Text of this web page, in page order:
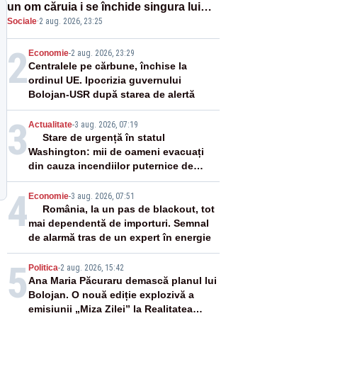
un om căruia i se închide singura lui
portiță?”
Sociale·2 aug. 2026, 23:25
2 Economie-2 aug. 2026, 23:29
Centralele pe cărbune, închise la
ordinul UE. Ipocrizia guvernului
Bolojan-USR după starea de alertă
3 Actualitate-3 aug. 2026, 07:19
Stare de urgență în statul
Washington: mii de oameni evacuați
din cauza incendiilor puternice de
vegetație
4 Economie-3 aug. 2026, 07:51
România, la un pas de blackout, tot
mai dependentă de importuri. Semnal
de alarmă tras de un expert în energie
5 Politica-2 aug. 2026, 15:42
Ana Maria Păcuraru demască planul lui
Bolojan. O nouă ediție explozivă a
emisiunii „Miza Zilei” la Realitatea